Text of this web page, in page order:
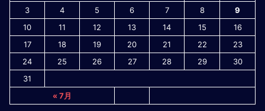
« 7月
3
4 5 6 7 8
9
10
11 12 13 14 15
16
17
18 19 20 21 22
23
24
25 26 27 28 29
30
31